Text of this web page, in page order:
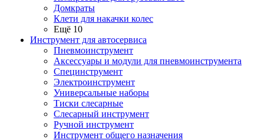
Домкраты
Клети для накачки колес
Ещё 10
Инструмент для автосервиса
Пневмоинструмент
Аксессуары и модули для пневмоинструмента
Специнструмент
Электроинструмент
Универсальные наборы
Тиски слесарные
Слесарный инструмент
Ручной инструмент
Инструмент общего назначения